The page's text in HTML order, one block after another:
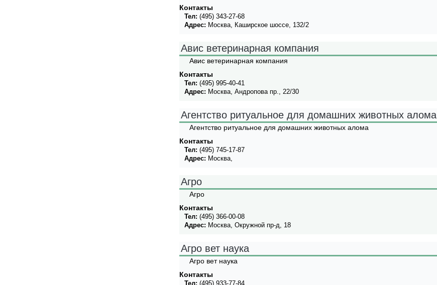
Контакты
Тел: (495) 343-27-68
Адрес: Москва, Каширское шоссе, 132/2
Авис ветеринарная компания
Авис ветеринарная компания
Контакты
Тел: (495) 995-40-41
Адрес: Москва, Андропова пр., 22/30
Агентство ритуальное для домашних животных алома
Агентство ритуальное для домашних животных алома
Контакты
Тел: (495) 745-17-87
Адрес: Москва,
Агро
Агро
Контакты
Тел: (495) 366-00-08
Адрес: Москва, Окружной пр-д, 18
Агро вет наука
Агро вет наука
Контакты
Тел: (495) 933-77-84